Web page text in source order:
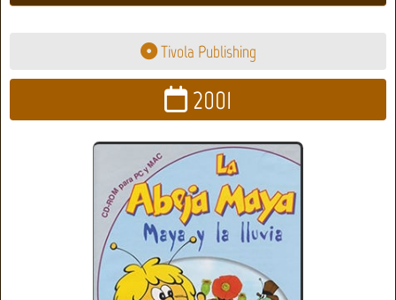
Tivola Publishing
2001